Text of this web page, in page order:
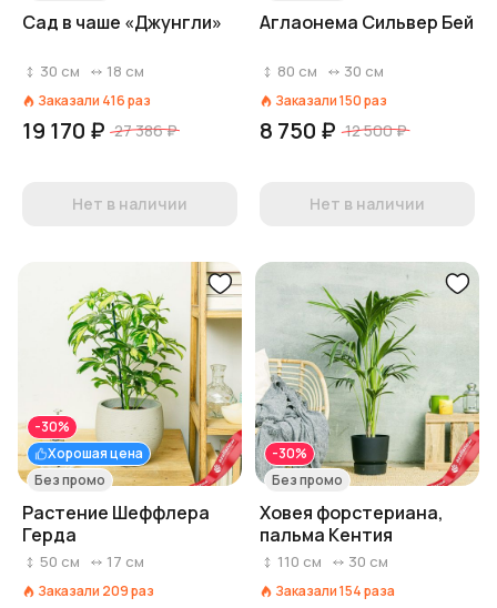
Сад в чаше «Джунгли»
30 см 18 см
Заказали 416раз
19 170 ₽ 27 386 ₽
Нет в наличии
Аглаонема Сильвер Бей
80 см 30 см
Заказали150раз
8 750 ₽ 12 500 ₽
Нет в наличии
Хорошая цена
-30%
Без промо
Растение Шеффлера
Герда
50 см 17 см
Заказали 209раз
-30%
Без промо
Ховея форстериана,
пальма Кентия
110 см 30 см
Заказали154раза